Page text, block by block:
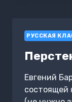
РУССКАЯ
Евгений
состоящей